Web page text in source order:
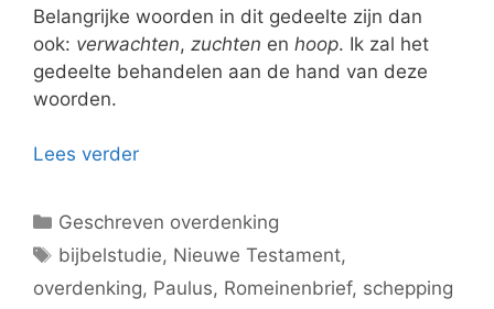
Belangrijke woorden in dit gedeelte zijn dan
ook: verwachten, zuchten en hoop. Ik zal het
gedeelte behandelen aan de hand van deze
woorden.
Lees verder
Categorieën
Geschreven overdenking
Tags
bijbelstudie, Nieuwe Testament,
overdenking, Paulus, Romeinenbrief, schepping